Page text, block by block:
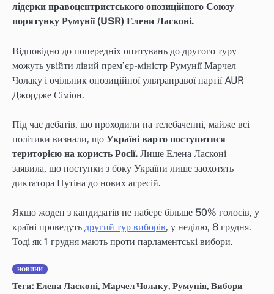
лідерки правоцентристського опозиційного Союзу
порятунку Румунії (USR) Елени Ласконі.
Відповідно до попередніх опитувань до другого туру
можуть увійти лівий премʼєр-міністр Румунії Марчел
Чолаку і очільник опозиційної ультраправої партії AUR
Джордже Сіміон.
Під час дебатів, що проходили на телебаченні, майже всі
політики визнали, що Україні варто поступитися
територією на користь Росії. Лише Елена Ласконі
заявила, що поступки з боку України лише заохотять
диктатора Путіна до нових агресій.
Якщо жоден з кандидатів не набере більше 50% голосів, у
країні проведуть другий тур виборів, у неділю, 8 грудня.
Тоді як 1 грудня мають проти парламентські вибори.
НОВИНИ
Теги: Елена Ласконі, Марчел Чолаку, Румунія, Вибори